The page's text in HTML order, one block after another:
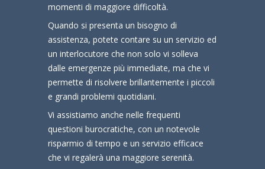
momenti di maggiore difficoltà.
Quando si presenta un bisogno di
assistenza, potete contare su un servizio ed
un interlocutore che non solo vi solleva
dalle emergenze più immediate, ma che vi
permette di risolvere brillantemente i piccoli
e grandi problemi quotidiani.
Vi assistiamo anche nelle frequenti
questioni burocratiche, con un notevole
risparmio di tempo e un servizio efficace
che vi regalerà una maggiore serenità.